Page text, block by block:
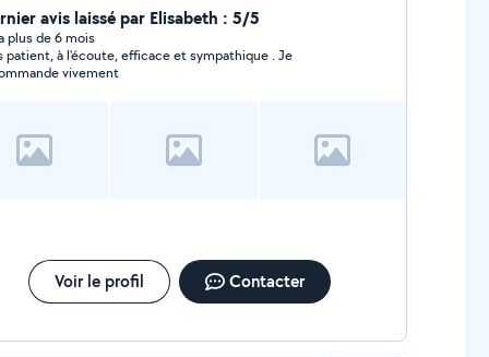
partant pour filer un coup de main !
avis laissé par Elisabeth : 5/5
plus de 6 mois
patient, à l'écoute, efficace et sympathique . Je
vivement
Voir le profil Contacter